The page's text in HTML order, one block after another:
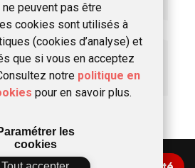
peuvent pas être
cookies sont utilisés à
(cookies d’analyse) et
que si vous en acceptez
notre politique en
pour en savoir plus.
les
cookies